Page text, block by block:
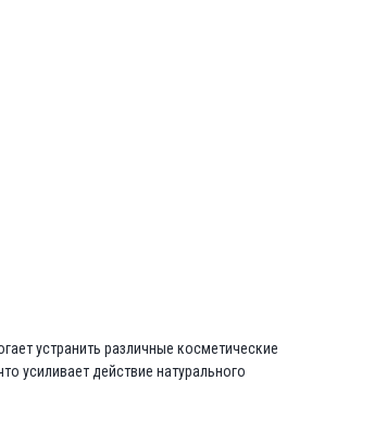
устранить различные косметические
усиливает действие натурального